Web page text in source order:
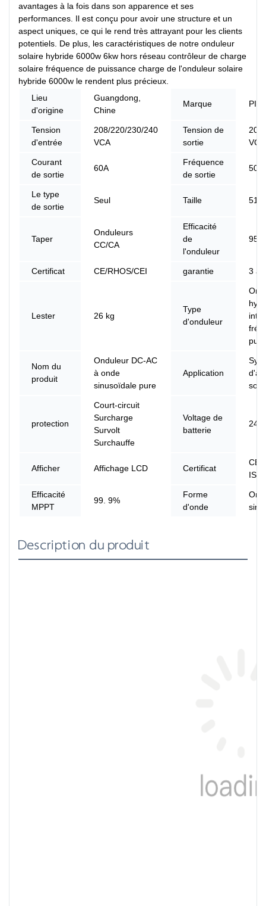
avantages à la fois dans son apparence et ses
performances. Il est conçu pour avoir une structure et un
aspect uniques, ce qui le rend très attrayant pour les clients
potentiels. De plus, les caractéristiques de notre onduleur
solaire hybride 6000w 6kw hors réseau contrôleur de charge
solaire fréquence de puissance charge de l'onduleur solaire
hybride 6000w le rendent plus précieux.
Lieu
d'origine
Guangdong,
Chine
Marque PIN
Tension
d'entrée
208/220/230/240
VCA
Tension de
sortie
VCA
Courant
de sortie
60A
Fréquence
de sortie
50
Le type
de sortie
Seul Taille
Taper
Onduleurs
CC/CA
Efficacité
de
l'onduleur
95%
Certificat CE/RHOS/CEI garantie 3
Lester 26 kg
Type
d'onduleur
Nom du
produit
Onduleur DC-AC
à onde
sinusoïdale pure
Application
protection
Court-circuit
Surcharge
Survolt
Surchauffe
Voltage de
batterie
24
Afficher Affichage LCD Certificat
CE,
Efficacité
MPPT
99. 9%
Forme
d'onde
Description du produit